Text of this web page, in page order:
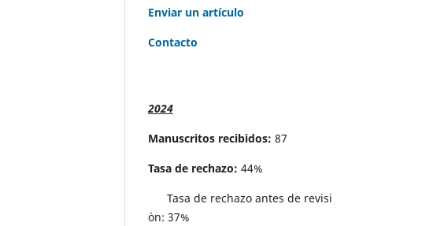
Enviar un artículo
Contacto
2024
Manuscritos recibidos: 87
Tasa de rechazo: 44%
Tasa de rechazo antes de revisi
´on: 37%